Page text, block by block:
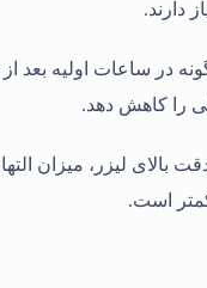
دارند.
در ساعات اولیه بعد
را کاهش دهد.
بالای لیزر، میزان
است.